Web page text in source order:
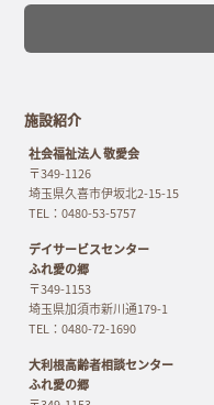
施設紹介
社会福祉法人 敬愛会
〒349-1126
埼玉県久喜市伊坂北2-15-15
TEL：0480-53-5757
デイサービスセンター
ふれ愛の郷
〒349-1153
埼玉県加須市新川通179-1
TEL：0480-72-1690
大利根高齢者相談センター
ふれ愛の郷